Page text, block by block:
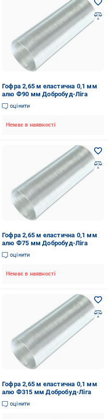
Гофра 2,65 м еластична 0,1 мм
алю Ф90 мм Добробуд-Ліга
оцінити
Немає в наявності
Гофра 2,65 м еластична 0,1 мм
алю Ф75 мм Добробуд-Ліга
оцінити
Немає в наявності
Гофра 2,65 м еластична 0,1 мм
алю Ф315 мм Добробуд-Ліга
оцінити